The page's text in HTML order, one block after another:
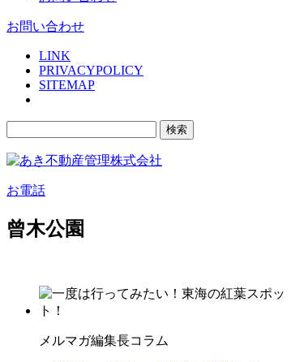
お問い合わせ
LINK
PRIVACYPOLICY
SITEMAP
お電話
曾木公園
メルマガ編集長コラム